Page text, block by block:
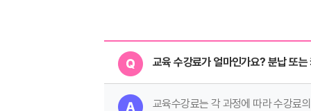
교육 수강료가 얼마인가요? 분납 또
교육수강료는 각 과정에 따라 수강료